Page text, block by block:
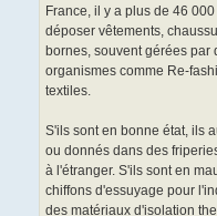
France, il y a plus de 46
déposer vêtements,
bornes, souvent gérées
organismes comme Re-
textiles.
S'ils sont en bonne état, ils
ou donnés dans des
à l'étranger. S'ils sont en
chiffons d'essuyage pour
des matériaux d'isolation